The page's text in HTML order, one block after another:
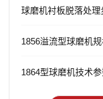
球磨机衬板脱落处
1856溢流型球磨机
1864型球磨机技术